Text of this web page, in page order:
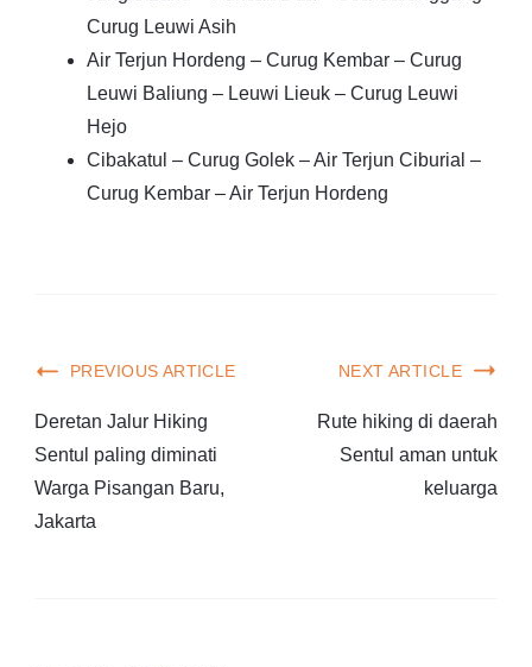
Curug Leuwi Asih
Air Terjun Hordeng – Curug Kembar – Curug
Leuwi Baliung – Leuwi Lieuk – Curug Leuwi
Hejo
Cibakatul – Curug Golek – Air Terjun Ciburial –
Curug Kembar – Air Terjun Hordeng
PREVIOUS ARTICLE
Deretan Jalur Hiking
Sentul paling diminati
Warga Pisangan Baru,
Jakarta
NEXT ARTICLE
Rute hiking di daerah
Sentul aman untuk
keluarga